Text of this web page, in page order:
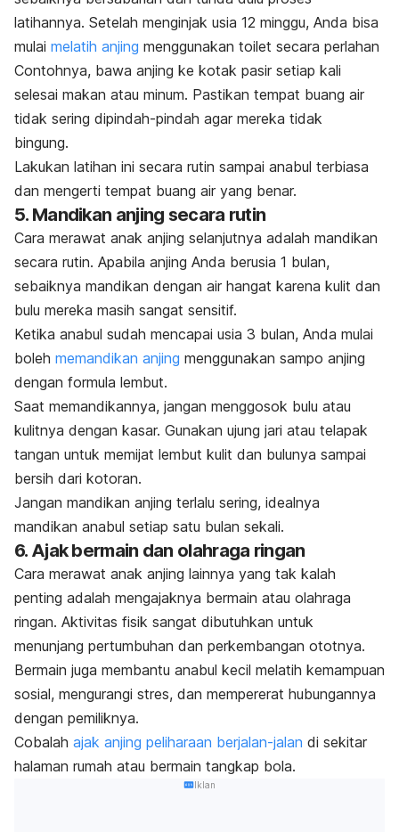
latihannya. Setelah menginjak usia 12 minggu, Anda bisa
mulai melatih anjing menggunakan toilet secara perlahan
Contohnya, bawa anjing ke kotak pasir setiap kali
selesai makan atau minum. Pastikan tempat buang air
tidak sering dipindah-pindah agar mereka tidak
bingung.
Lakukan latihan ini secara rutin sampai anabul terbiasa
dan mengerti tempat buang air yang benar.
5. Mandikan anjing secara rutin
Cara merawat anak anjing selanjutnya adalah mandikan
secara rutin. Apabila anjing Anda berusia 1 bulan,
sebaiknya mandikan dengan air hangat karena kulit dan
bulu mereka masih sangat sensitif.
Ketika anabul sudah mencapai usia 3 bulan, Anda mulai
boleh memandikan anjing menggunakan sampo anjing
dengan formula lembut.
Saat memandikannya, jangan menggosok bulu atau
kulitnya dengan kasar. Gunakan ujung jari atau telapak
tangan untuk memijat lembut kulit dan bulunya sampai
bersih dari kotoran.
Jangan mandikan anjing terlalu sering, idealnya
mandikan anabul setiap satu bulan sekali.
6. Ajak bermain dan olahraga ringan
Cara merawat anak anjing lainnya yang tak kalah
penting adalah mengajaknya bermain atau olahraga
ringan. Aktivitas fisik sangat dibutuhkan untuk
menunjang pertumbuhan dan perkembangan ototnya.
Bermain juga membantu anabul kecil melatih kemampuan
sosial, mengurangi stres, dan mempererat hubungannya
dengan pemiliknya.
Cobalah ajak anjing peliharaan berjalan-jalan di sekitar
halaman rumah atau bermain tangkap bola.
Iklan